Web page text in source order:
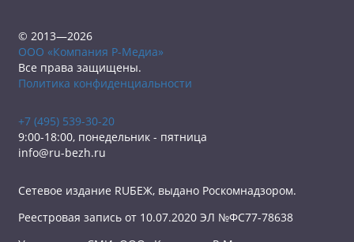
© 2013—2026
ООО «Компания Р-Медиа»
Все права защищены.
Политика конфиденциальности
+7 (495) 539-30-20
9:00-18:00, понедельник - пятница
info@ru-bezh.ru
Сетевое издание RUБЕЖ, выдано Роскомнадзором.
Реестровая запись от 10.07.2020 ЭЛ №ФС77-78638